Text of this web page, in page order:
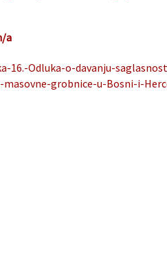
a
16.-Odluka-o-davanju-
masovne-grobnice-u-Bosni-i-